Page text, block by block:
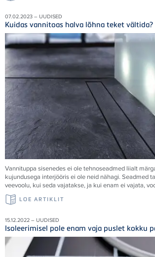
07.02.2023 – UUDISED
Kuidas vannitoas halva lõhna teket vältida?
Vannituppa sisenedes ei ole tehnoseadmed liialt
kujundusega interjööris ei ole neid nähagi. Seadmed
veevoolu, kui seda vajatakse, ja kui enam ei vajata,
LOE ARTIKLIT
15.12.2022 – UUDISED
Isoleerimisel pole enam vaja puslet kokku